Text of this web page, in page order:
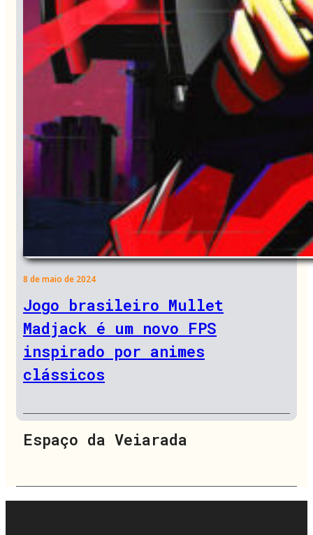
8 de maio de 2024
Jogo brasileiro Mullet
Madjack é um novo FPS
inspirado por animes
clássicos
Espaço da Veiarada